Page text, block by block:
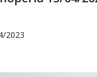
2023